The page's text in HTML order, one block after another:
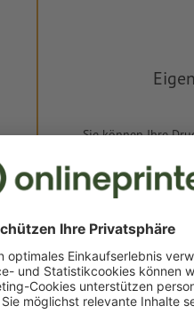
Sie können Ihre
Lieferung ca.: